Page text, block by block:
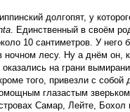
долгопят, у
. Единственный в своём
10 сантиметров. У него
ночном лесу. Ну а днём он,
на грани
того, привезли с собой
глазастым
Самар, Лейте,